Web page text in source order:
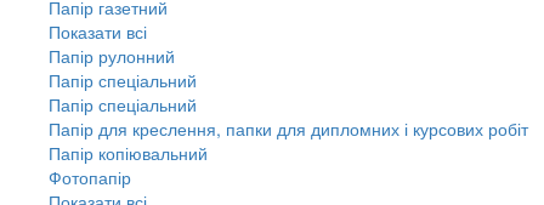
Папір газетний
Показати всі
Папір рулонний
Папір спеціальний
Папір спеціальний
Папір для креслення, папки для дипломних і курсових робіт
Папір копіювальний
Фотопапір